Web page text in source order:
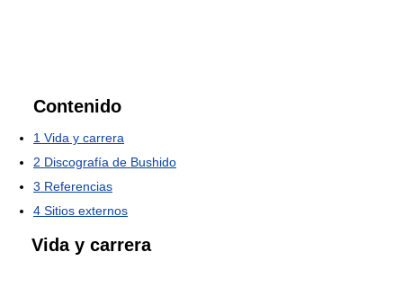
Contenido
1 Vida y carrera
2 Discografía de Bushido
3 Referencias
4 Sitios externos
Vida y carrera